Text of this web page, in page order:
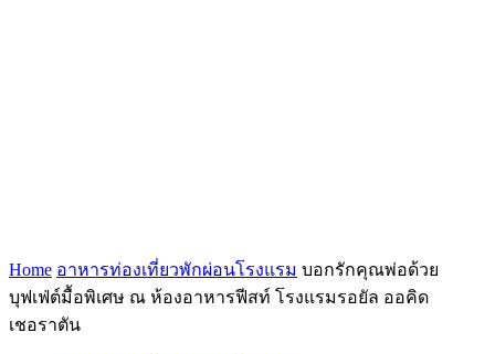
Home อาหารท่องเที่ยวพักผ่อนโรงแรม บอกรักคุณพ่อด้วย
บุฟเฟ่ต์มื้อพิเศษ ณ ห้องอาหารฟีสท์ โรงแรมรอยัล ออคิด
เชอราตัน